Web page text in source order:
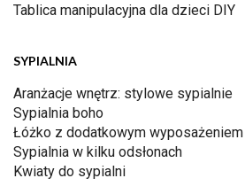
Tablica manipulacyjna dla dzieci DIY
SYPIALNIA
Aranżacje wnętrz: stylowe sypialnie
Sypialnia boho
Łóżko z dodatkowym wyposażeniem
Sypialnia w kilku odsłonach
Kwiaty do sypialni